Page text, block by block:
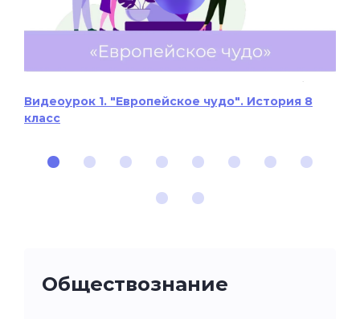
Видеоурок 1. "Европейское чудо". История 8
класс
Обществознание